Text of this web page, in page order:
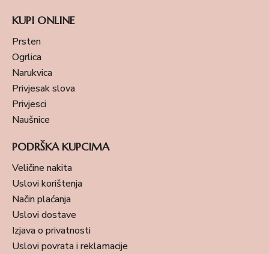
KUPI ONLINE
Prsten
Ogrlica
Narukvica
Privjesak slova
Privjesci
Naušnice
PODRŠKA KUPCIMA
Veličine nakita
Uslovi korištenja
Način plaćanja
Uslovi dostave
Izjava o privatnosti
Uslovi povrata i reklamacije